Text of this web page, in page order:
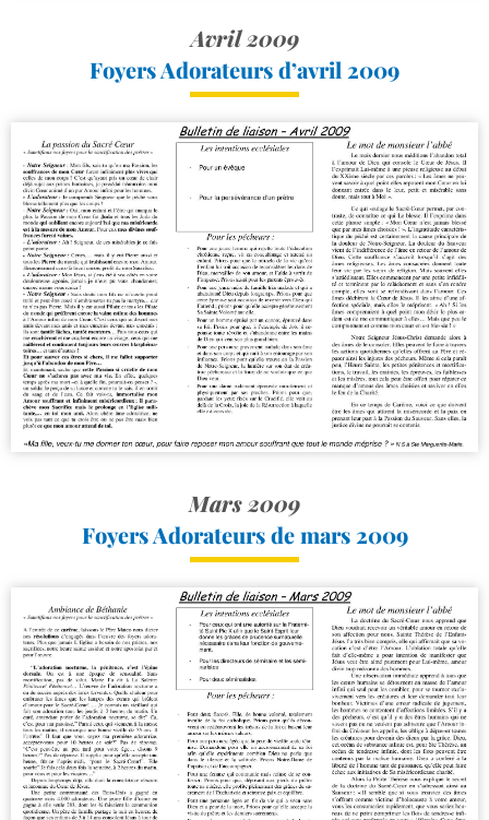
Avril 2009
Foyers Adorateurs d’avril 2009
Mars 2009
Foyers Adorateurs de mars 2009